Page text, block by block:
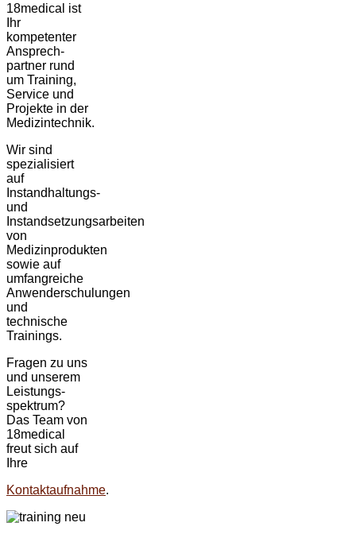
18medical ist
Ihr
kompetenter
Ansprech-
partner rund
um Training,
Service und
Projekte in der
Medizintechnik.
Wir sind
spezialisiert
auf
Instandhaltungs-
und
Instandsetzungsarbeiten
von
Medizinprodukten
sowie auf
umfangreiche
Anwenderschulungen
und
technische
Trainings.
Fragen zu uns
und unserem
Leistungs-
spektrum?
Das Team von
18medical
freut sich auf
Ihre
Kontaktaufnahme.